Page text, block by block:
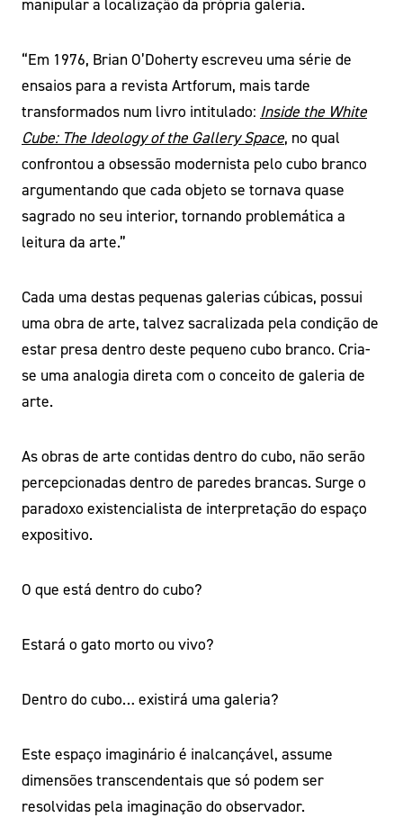
manipular a localização da própria galeria.
“Em 1976, Brian O’Doherty escreveu uma série de
ensaios para a revista Artforum, mais tarde
transformados num livro intitulado: Inside the White
Cube: The Ideology of the Gallery Space, no qual
confrontou a obsessão modernista pelo cubo branco
argumentando que cada objeto se tornava quase
sagrado no seu interior, tornando problemática a
leitura da arte.”
Cada uma destas pequenas galerias cúbicas, possui
uma obra de arte, talvez sacralizada pela condição de
estar presa dentro deste pequeno cubo branco. Cria-
se uma analogia direta com o conceito de galeria de
arte.
As obras de arte contidas dentro do cubo, não serão
percepcionadas dentro de paredes brancas. Surge o
paradoxo existencialista de interpretação do espaço
expositivo.
O que está dentro do cubo?
Estará o gato morto ou vivo?
Dentro do cubo… existirá uma galeria?
Este espaço imaginário é inalcançável, assume
dimensões transcendentais que só podem ser
resolvidas pela imaginação do observador.